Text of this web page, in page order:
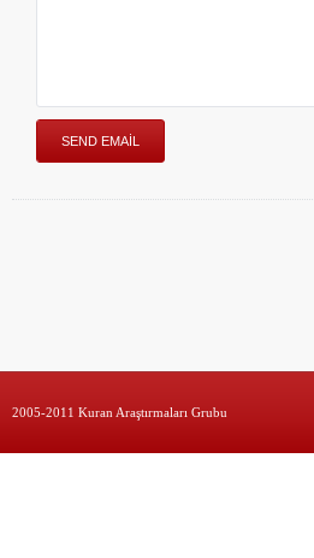
2005-2011 Kuran Araştırmaları Grubu